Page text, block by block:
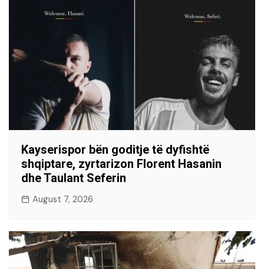
Kayserispor bën goditje të dyfishtë
shqiptare, zyrtarizon Florent Hasanin
dhe Taulant Seferin
August 7, 2026